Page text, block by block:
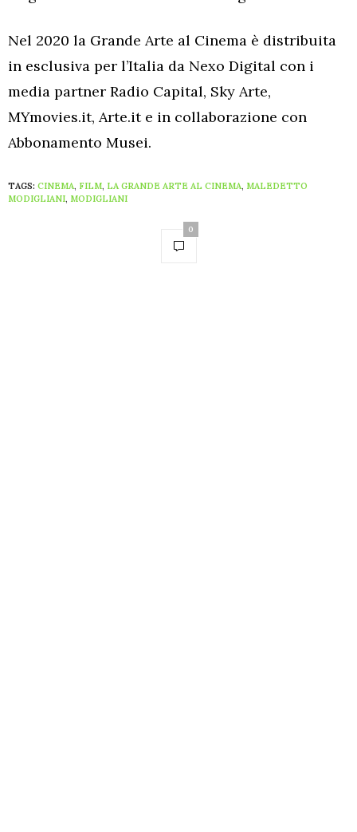
Nel 2020 la Grande Arte al Cinema è distribuita
in esclusiva per l’Italia da Nexo Digital con i
media partner Radio Capital, Sky Arte,
MYmovies.it, Arte.it e in collaborazione con
Abbonamento Musei.
TAGS: CINEMA, FILM, LA GRANDE ARTE AL CINEMA, MALEDETTO
MODIGLIANI, MODIGLIANI
0